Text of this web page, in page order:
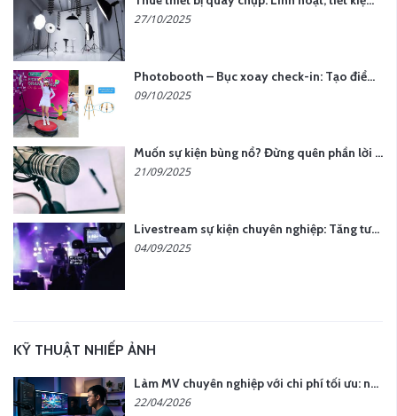
27/10/2025
Photobooth – Bục xoay check-in: Tạo điểm nhấn cho sự kiện của bạn
09/10/2025
Muốn sự kiện bùng nổ? Đừng quên phần lời hát đậm chất riêng
21/09/2025
Livestream sự kiện chuyên nghiệp: Tăng tương tác, nâng tầm thương hiệu
04/09/2025
KỸ THUẬT NHIẾP ẢNH
Làm MV chuyên nghiệp với chi phí tối ưu: nên chọn quay thực tế hay video AI?
22/04/2026